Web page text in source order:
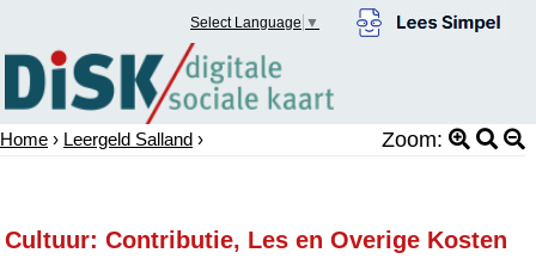
Select Language ▼
Home › Leergeld Salland › Zoom:
Cultuur: Contributie, Les en Overige Kosten